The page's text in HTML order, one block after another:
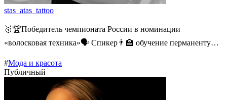
stas_atas_tattoo
🥇🏆Победитель чемпионата России в номинации
«волосковая техника»🗣️ Спикер👨‍🏫 обучение перманенту…
#Мода и красота
Публичный